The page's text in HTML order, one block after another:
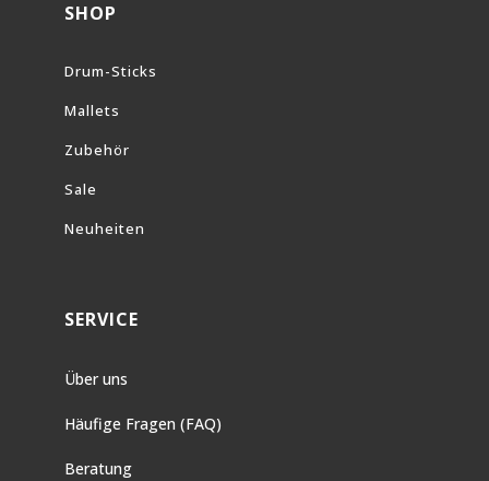
SHOP
Drum-Sticks
Mallets
Zubehör
Sale
Neuheiten
SERVICE
Über uns
Häufige Fragen (FAQ)
Beratung